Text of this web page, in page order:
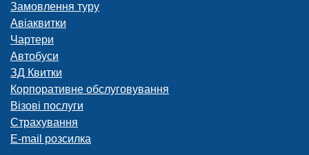
Замовлення туру
Авіаквитки
Чартери
Автобуси
ЗД Квитки
Корпоративне обслуговування
Візові послуги
Страхування
E-mail розсилка